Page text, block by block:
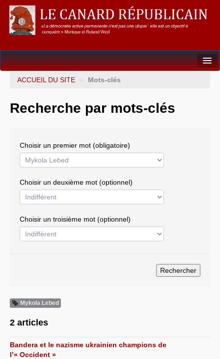
Dossiers
Gouvernance mondiale & mondialisation
Résistances
Systèmes & société sous contrôle
ACCUEIL DU SITE > Mots-clés
Recherche par mots-clés
Choisir un premier mot (obligatoire)
Choisir un deuxième mot (optionnel)
Choisir un troisième mot (optionnel)
Mykola Lebed
2 articles
Bandera et le nazisme ukrainien champions de
l’« Occident »